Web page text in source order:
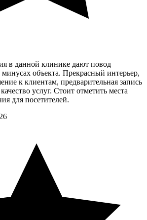
в данной клинике дают повод
объекта. Прекрасный интерьер,
к клиентам, предварительная запись
услуг. Стоит отметить места
для посетителей.